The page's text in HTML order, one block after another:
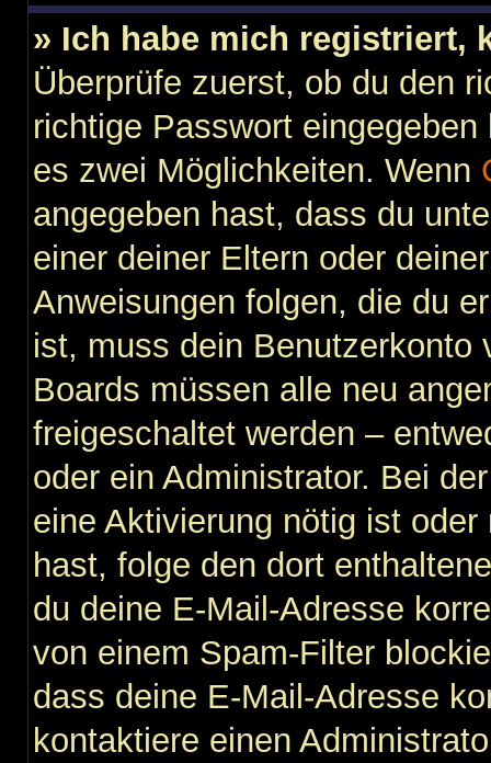
» Ich habe mich registriert,
Überprüfe zuerst, ob du den
richtige Passwort
es zwei Möglichkeiten. Wenn
angegeben hast, dass du
einer deiner Eltern oder
Anweisungen folgen, die du
ist, muss dein Benutzerkonto
Boards müssen alle neu
freigeschaltet werden –
oder ein Administrator. Bei
eine Aktivierung nötig ist
hast, folge den dort
du deine E-Mail-Adresse
von einem Spam-Filter
dass deine E-Mail-Adresse
kontaktiere einen